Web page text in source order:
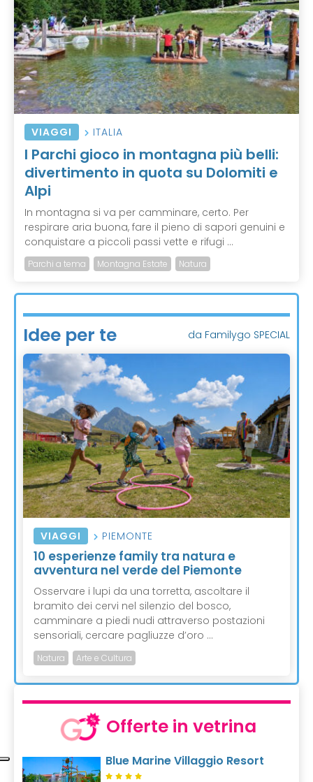
VIAGGI ITALIA
I Parchi gioco in montagna più belli:
divertimento in quota su Dolomiti e
Alpi
In montagna si va per camminare, certo. Per
respirare aria buona, fare il pieno di sapori genuini e
conquistare a piccoli passi vette e rifugi ...
Parchi a tema Montagna Estate Natura
Idee per te da Familygo SPECIAL
VIAGGI PIEMONTE
10 esperienze family tra natura e
avventura nel verde del Piemonte
Osservare i lupi da una torretta, ascoltare il
bramito dei cervi nel silenzio del bosco,
camminare a piedi nudi attraverso postazioni
sensoriali, cercare pagliuzze d’oro ...
Natura Arte e Cultura
Offerte in vetrina
Blue Marine Villaggio Resort